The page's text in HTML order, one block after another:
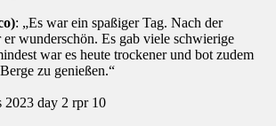
: „Es war ein spaßiger Tag. Nach der
er wunderschön. Es gab viele schwierige
war es heute trockener und bot zudem
zu genießen.“